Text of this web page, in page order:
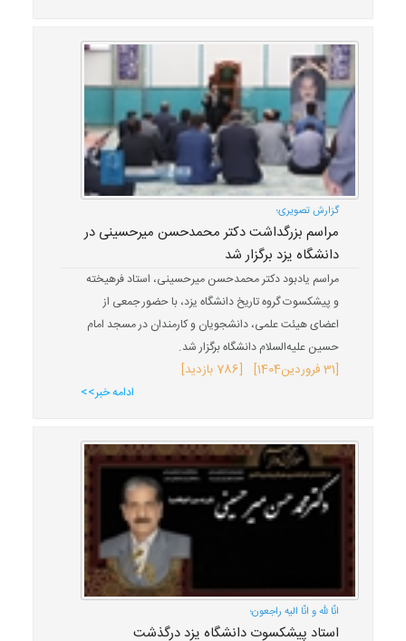
گزارش تصویری؛
مراسم بزرگداشت دکتر محمدحسن میرحسینی در
دانشگاه یزد برگزار شد
مراسم یادبود دکتر محمدحسن میرحسینی، استاد فرهیخته
و پیشکسوت گروه تاریخ دانشگاه یزد، با حضور جمعی از
اعضای هیئت علمی، دانشجویان و کارمندان در مسجد امام
حسین علیه‌السلام دانشگاه برگزار شد.
[31 فروردین 1404] [786 بازدید]
ادامه خبر>>
انّا للّه و انّا الیه راجعون؛
استاد پیشکسوت دانشگاه یزد درگذشت